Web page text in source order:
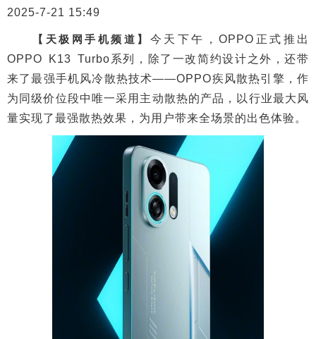
2025-7-21 15:49
【天极网手机频道】 今天下午，OPPO正式推出
OPPO K13 Turbo系列，除了一改简约设计之外，还带
来了最强手机风冷散热技术——OPPO疾风散热引擎，作
为同级价位段中唯一采用主动散热的产品，以行业最大风
量实现了最强散热效果，为用户带来全场景的出色体验。